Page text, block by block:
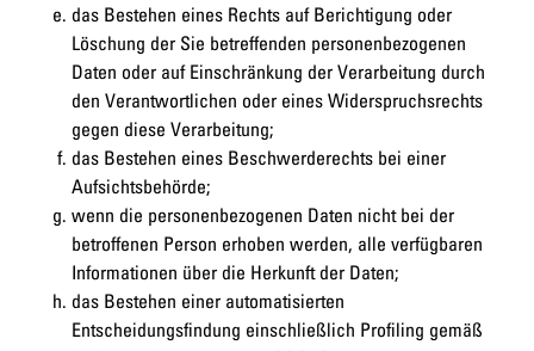
das Bestehen eines Rechts auf Berichtigung oder
Löschung der Sie betreffenden personenbezogenen
Daten oder auf Einschränkung der Verarbeitung durch
den Verantwortlichen oder eines Widerspruchsrechts
gegen diese Verarbeitung;
das Bestehen eines Beschwerderechts bei einer
Aufsichtsbehörde;
wenn die personenbezogenen Daten nicht bei der
betroffenen Person erhoben werden, alle verfügbaren
Informationen über die Herkunft der Daten;
das Bestehen einer automatisierten
Entscheidungsfindung einschließlich Profiling gemäß